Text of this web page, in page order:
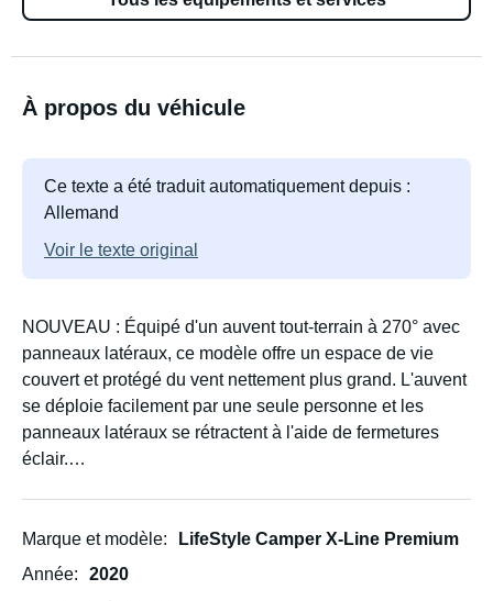
À propos du véhicule
Ce texte a été traduit automatiquement depuis :
Allemand
Voir le texte original
NOUVEAU : Équipé d'un auvent tout-terrain à 270° avec
panneaux latéraux, ce modèle offre un espace de vie
couvert et protégé du vent nettement plus grand. L'auvent
se déploie facilement par une seule personne et les
panneaux latéraux se rétractent à l'aide de fermetures
éclair.
construction très robuste et quasiment indestructible.
Marque et modèle
LifeStyle Camper X-Line Premium
Année
2020